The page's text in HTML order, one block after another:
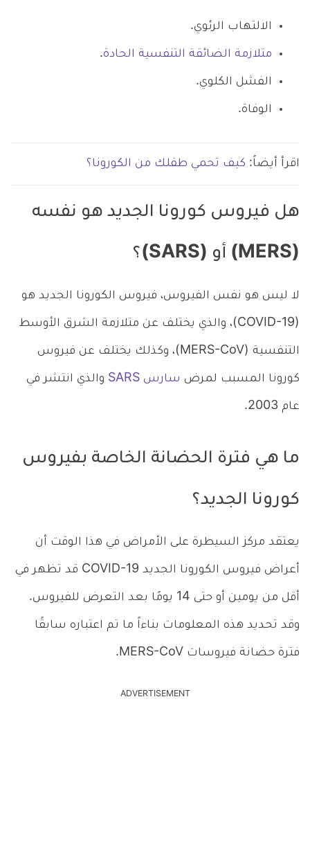
الالتهاب الرئوي.
متلازمة الضائقة التنفسية الحادة.
الفشل الكلوي.
الوفاة.
اقرأ أيضاً: كيف تحمي طفلك من الكورونا؟
هل فيروس كورونا الجديد هو نفسه
(MERS) أو (SARS)؟
لا ليس هو نفس الفيروس، فيروس الكورونا الجديد هو
(COVID-19)، والذي يختلف عن متلازمة الشرق الأوسط
التنفسية (MERS-CoV)، وكذلك يختلف عن فيروس
كورونا المسبب لمرض سارس SARS والذي انتشر في
عام 2003.
ما هي فترة الحضانة الخاصة بفيروس
كورونا الجديد؟
يعتقد مركز السيطرة على الأمراض في هذا الوقت أن
أعراض فيروس الكورونا الجديد COVID-19 قد تظهر في
أقل من يومين أو حتى 14 يومًا بعد التعرض للفيروس.
وقد تحديد هذه المعلومات بناءاً ما تم اعتباره سابقًا
فترة حضانة فيروسات MERS-CoV.
ADVERTISEMENT